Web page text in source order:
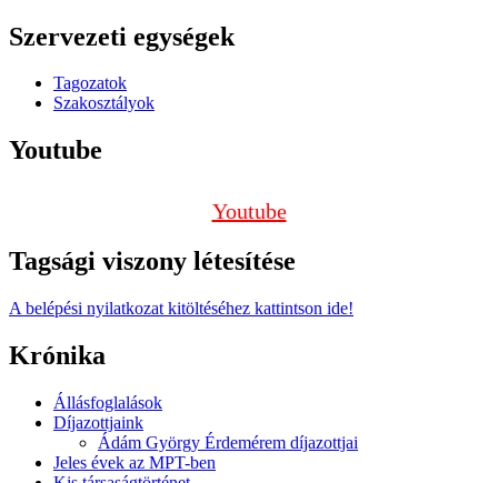
Szervezeti egységek
Tagozatok
Szakosztályok
Youtube
Youtube
Tagsági viszony létesítése
A belépési nyilatkozat kitöltéséhez kattintson ide!
Krónika
Állásfoglalások
Díjazottjaink
Ádám György Érdemérem díjazottjai
Jeles évek az MPT-ben